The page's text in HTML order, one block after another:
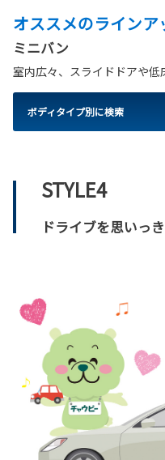
オススメのラインア
ミニバン
室内広々、スライドドアや低
ボディタイプ別に検索
STYLE4
ドライブを思いっ